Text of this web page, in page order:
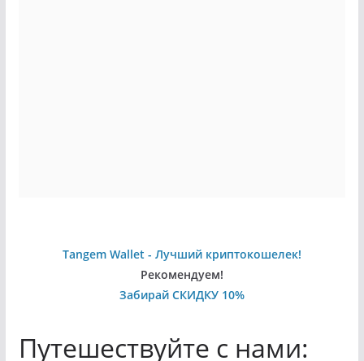
Tangem Wallet - Лучший криптокошелек!
Рекомендуем!
Забирай СКИДКУ 10%
Путешествуйте с нами: